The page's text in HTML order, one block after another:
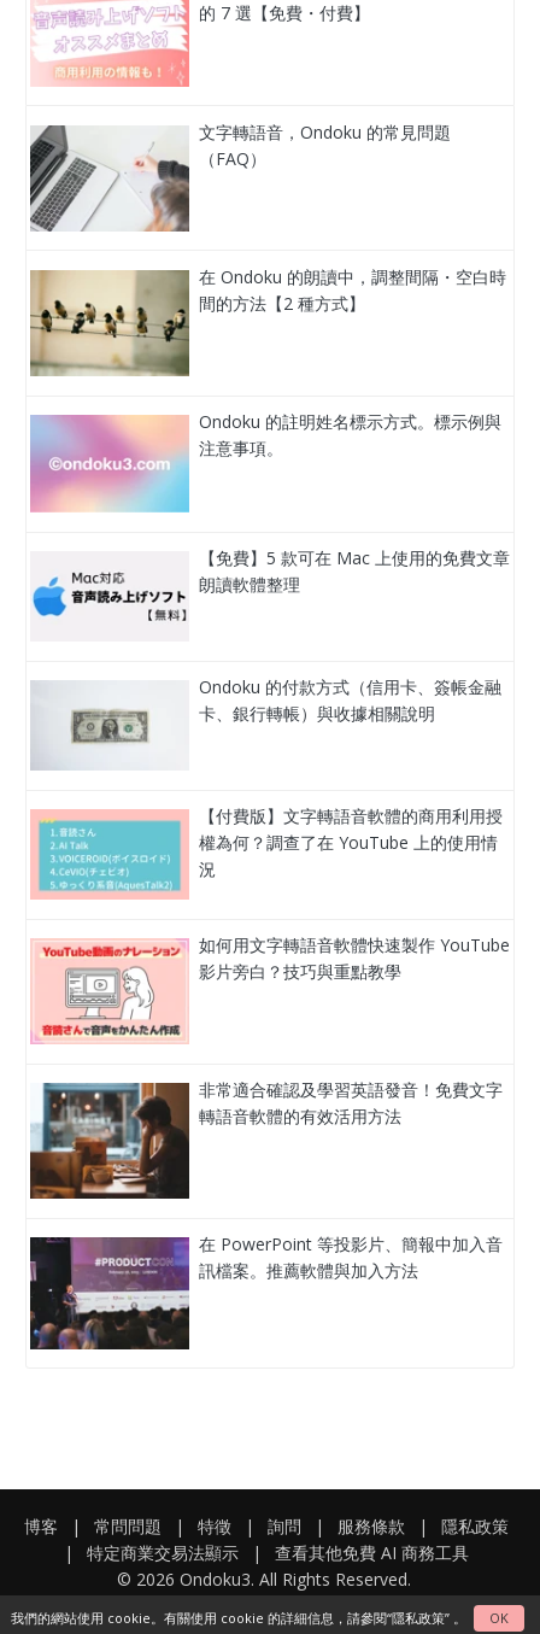
的 7 選【免費・付費】
文字轉語音，Ondoku 的常見問題
（FAQ）
在 Ondoku 的朗讀中，調整間隔・空白時
間的方法【2 種方式】
Ondoku 的註明姓名標示方式。標示例與
注意事項。
【免費】5 款可在 Mac 上使用的免費文章
朗讀軟體整理
Ondoku 的付款方式（信用卡、簽帳金融
卡、銀行轉帳）與收據相關說明
【付費版】文字轉語音軟體的商用利用授
權為何？調查了在 YouTube 上的使用情
況
如何用文字轉語音軟體快速製作 YouTube
影片旁白？技巧與重點教學
非常適合確認及學習英語發音！免費文字
轉語音軟體的有效活用方法
在 PowerPoint 等投影片、簡報中加入音
訊檔案。推薦軟體與加入方法
博客 | 常問問題 | 特徵 | 詢問 | 服務條款 |
隱私政策
|
特定商業交易法顯示 |
查看其他免費 AI 商務工具
© 2026 Ondoku3. All Rights Reserved.
我們的網站使用 cookie。有關使用 cookie 的詳細信息，請參閱“隱私政策”。 OK